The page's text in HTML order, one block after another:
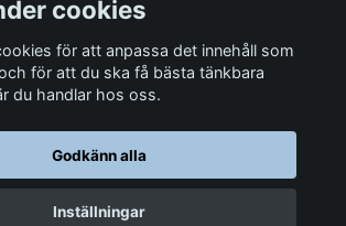
© 2026 LastaTungt.se
cookies
för att anpassa det innehåll som
för att du ska få bästa tänkbara
du handlar hos oss.
Godkänn alla
Inställningar